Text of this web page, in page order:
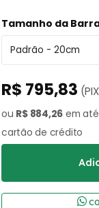
Tamanho da
R$ 795,83
ou R$ 884,26 em até
cartão de crédito